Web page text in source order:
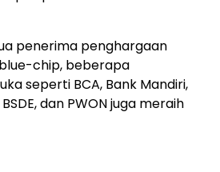
penerima penghargaan
chip, beberapa
seperti BCA, Bank Mandiri,
dan PWON juga meraih